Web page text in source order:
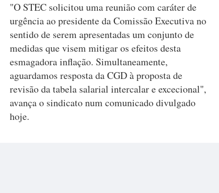
"O STEC solicitou uma reunião com caráter de
urgência ao presidente da Comissão Executiva no
sentido de serem apresentadas um conjunto de
medidas que visem mitigar os efeitos desta
esmagadora inflação. Simultaneamente,
aguardamos resposta da CGD à proposta de
revisão da tabela salarial intercalar e excecional",
avança o sindicato num comunicado divulgado
hoje.